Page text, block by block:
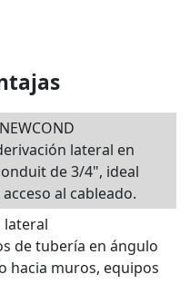
lateral en
de 3/4", ideal
al cableado.
lateral
de tubería en ángulo
hacia muros, equipos